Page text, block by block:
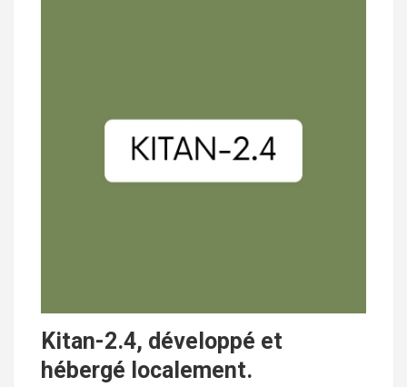
Kitan-2.4, développé et
hébergé localement.